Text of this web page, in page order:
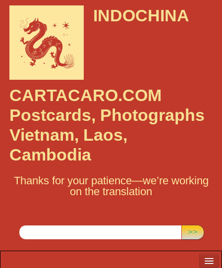
INDOCHINA
CARTACARO.COM
Postcards, Photographs
Vietnam, Laos,
Cambodia
Thanks for your patience—we’re working
on the translation
>>